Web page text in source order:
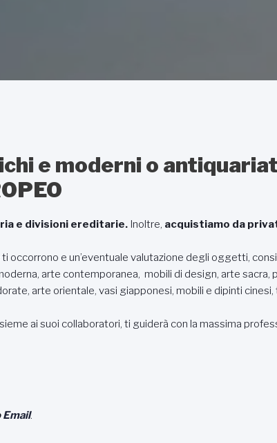
e moderni o
e divisioni ereditarie. Inoltre, acquistiamo da
e un’eventuale valutazione degli oggetti,
arte contemporanea, mobili di design, arte
arte orientale, vasi giapponesi, mobili e dipinti
ai suoi collaboratori, ti guiderà con la massima
Email.